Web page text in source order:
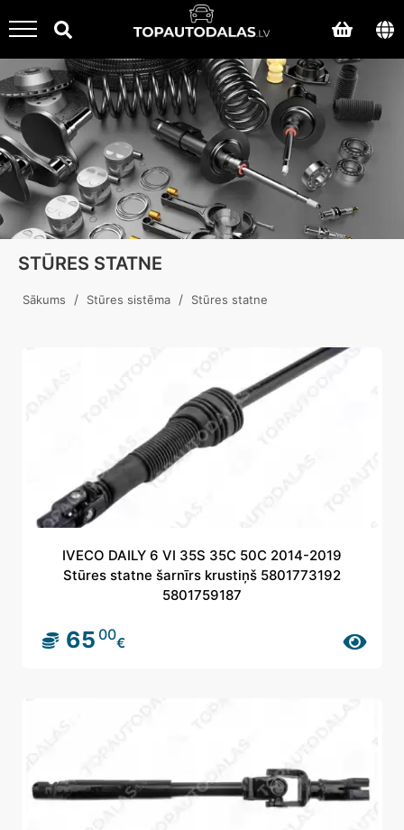
STŪRES STATNE
Sākums / Stūres sistēma / Stūres statne
IVECO DAILY 6 VI 35S 35C 50C 2014-2019
Stūres statne šarnīrs krustiņš 5801773192
5801759187
65 00€